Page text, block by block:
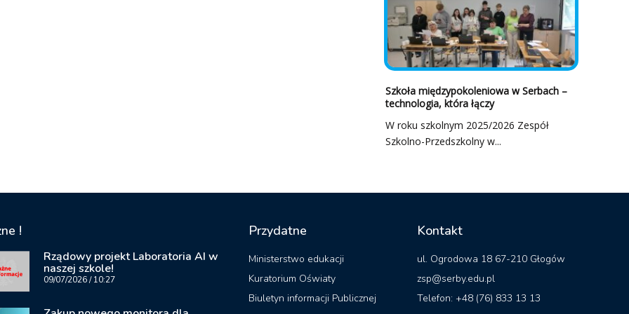
Szkoła międzypokoleniowa w Serbach –
technologia, która łączy
W roku szkolnym 2025/2026 Zespół
Szkolno-Przedszkolny w...
!
Rządowy projekt Laboratoria AI w
naszej szkole!
09/07/202610:27
Przydatne
Ministerstwo edukacji
Kuratorium Oświaty
Biuletyn informacji Publicznej
Kontakt
ul. Ogrodowa 18 67-210 Głogów
zsp@serby.edu.pl
Telefon: +48 (76) 833 13 13